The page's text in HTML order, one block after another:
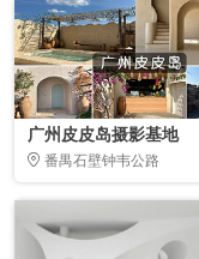
广州皮皮岛摄影基地
番禺石壁钟韦公路